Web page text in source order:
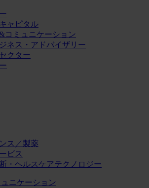
ャピタル
コミュニケーション
ネス・アドバイザリー
クター
ス／製薬
ビス
・ヘルスケアテクノロジー
ニケーション